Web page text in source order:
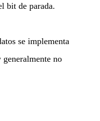
bit de parada.
se implementa
no